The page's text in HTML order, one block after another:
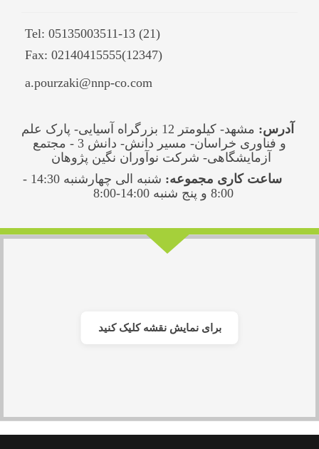
(12347)02140415555 :Fax
a.pourzaki@nnp-co.com
آدرس:
مشهد- کیلومتر 12 بزرگراه آسیایی- پارک علم
و فناوری خراسان- مسیر دانش- دانش 3 - مجتمع
آزمایشگاهی- شرکت نوآوران نگین پژوهان
ساعت کاری مجموعه:
شنبه الی چهارشنبه 14:30 -
8:00 و پنج شنبه 14:00-8:00
برای نمایش نقشه کلیک کنید